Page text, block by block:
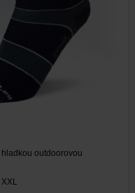
outdoorovou